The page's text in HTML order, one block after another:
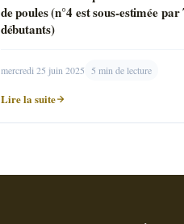
de poules (n°4 est sous-estimée
débutants)
mercredi 25 juin 2025 5 min de lecture
Lire la suite